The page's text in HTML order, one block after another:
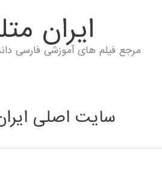
ايران
مرجع فیلم های آموزشی فارسی
سایت اصلی